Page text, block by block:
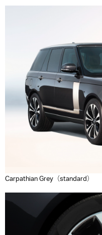
Carpathian Grey（standard）